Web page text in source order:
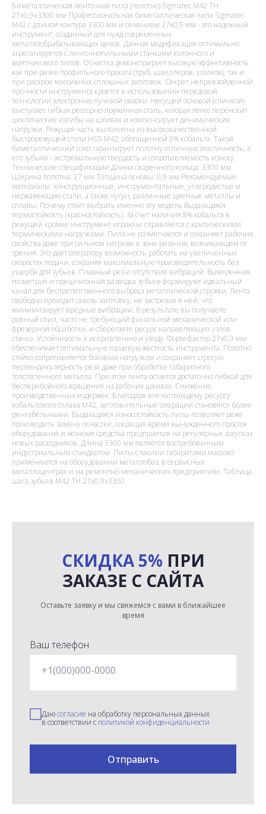
Биметаллическая ленточная пила (полотно) Sigmatec M42 TH
27х0,9x3300 мм Профессиональная биметаллическая пила Sigmatec
M42 с длиной контура 3300 мм и сечением 27x0,9 мм - это надежный
инструмент, созданный для нужд современных
металлообрабатывающих цехов. Данная модификация оптимально
агрегатируется с ленточнопильными станками колонного и
маятникового типов. Оснастка демонстрирует высокую эффективность
как при резке профильного проката (труб, швеллеров, уголков), так и
при раскрое массивных сплошных заготовок. Секрет непревзойденной
прочности инструмента кроется в использовании передовой
технологии электронно-лучевой сварки. Несущей основой (спинкой)
выступает гибкая рессорно-пружинная сталь, которая легко переносит
циклические изгибы на шкивах и компенсирует динамические
нагрузки. Режущая часть выполнена из высококачественной
быстрорежущей стали HSS-M42, обогащенной 8% кобальта. Такой
биметаллический союз гарантирует полотну отличную эластичность, а
его зубьям - экстремальную твердость и сопротивляемость износу.
Технические спецификации Длина сваренного кольца: 3300 мм
Ширина полотна: 27 мм Толщина основы: 0,9 мм Рекомендуемые
материалы: конструкционные, инструментальные, углеродистые и
нержавеющие стали, а также чугун, различные цветные металлы и
сплавы. Почему стоит выбрать именно эту модель Выдающаяся
термостойкость (красностойкость). За счет наличия 8% кобальта в
режущей кромке инструмент играючи справляется с критическими
термическими нагрузками. Пила не размягчается и сохраняет рабочие
свойства даже при сильном нагреве в зоне резания, возникающем от
трения. Это дает оператору возможность работать на увеличенных
скоростях подачи, сохраняя максимальную производительность без
ущерба для зубьев. Плавный рез и отсутствие вибраций. Выверенная
геометрия и прецизионная разводка зубьев формируют идеальный
канал для беспрепятственного выброса металлической стружки. Лента
свободно проходит сквозь заготовку, не застревая в ней, что
минимизирует вредные вибрации. В результате вы получаете
ровный спил, часто не требующий финальной механической или
фрезерной обработки, и сберегаете ресурс направляющих узлов
станка. Устойчивость к искривлению и уводу. Форм-фактор 27х0,9 мм
обеспечивает оптимальную торцевую жесткость инструмента. Полотно
стойко сопротивляется боковым нагрузкам и сохраняет строгую
перпендикулярность реза даже при обработке габаритного
толстостенного металла. При этом лента остается достаточно гибкой для
бесперебойного вращения на рабочих шкивах. Снижение
производственных издержек. Благодаря впечатляющему ресурсу
кобальтового сплава M42, заготовительные операции становятся более
рентабельными. Выдающаяся износостойкость пилы позволяет реже
производить замену оснастки, сокращая время вынужденного простоя
оборудования и экономя средства предприятия на регулярных закупках
новых расходников. Длина 3300 мм является востребованным
индустриальным стандартом. Пилы с такими габаритами массово
применяются на оборудовании металлобаз, в сервисных
металлоцентрах и на ремонтно-механических предприятиях. Таблица
шага зубьев M42 TH 27x0,9x3300
СКИДКА 5% ПРИ
ЗАКАЗЕ С САЙТА
Оставьте заявку и мы свяжемся с вами в ближайшее
время
Ваш телефон
+1(000)000-0000
Даюсогласие на обработку персональных данных
в соответствии с политикой конфиденциальности
Отправить